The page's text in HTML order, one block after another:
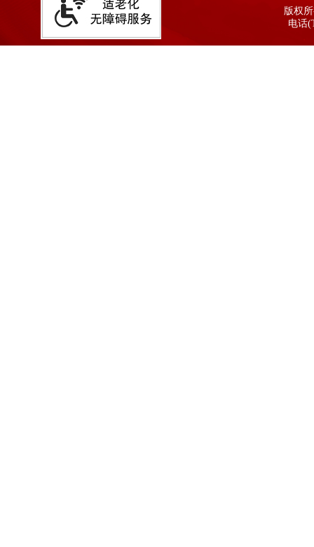
版权
电话